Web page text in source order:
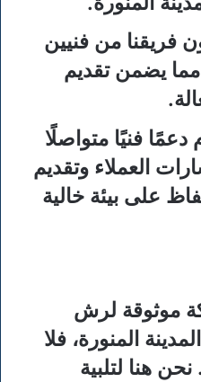
فريقنا من فنيين
يضمن تقديم
دعمًا فنيًا متواصلًا
العملاء وتقديم
على بيئة خالية
موثوقة لرش
المنورة، فلا
هنا لتلبية